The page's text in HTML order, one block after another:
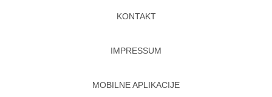
KONTAKT
IMPRESSUM
MOBILNE APLIKACIJE